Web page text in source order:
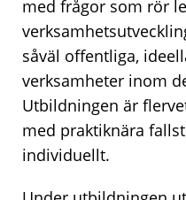
med frågor som rör
såväl offentliga,
verksamheter inom
Utbildningen är
med praktiknära
individuellt.